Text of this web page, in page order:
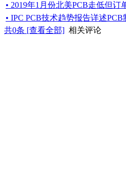
• 2019年1月份北美PCB走低但订
• IPC PCB技术趋势报告详述
共0条 [查看全部] 相关评论